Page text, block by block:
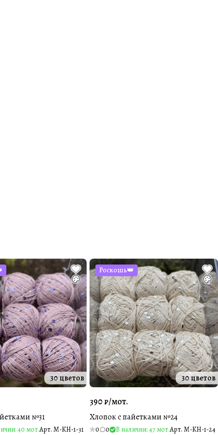
30 цветов
№31
40 мот.Арт. M-KH-1-31
Роскошь👑
30 цветов
390 ₽/мот.
Хлопок с пайетками №24
0 0 В наличии: 47 мот.Арт. M-KH-1-24